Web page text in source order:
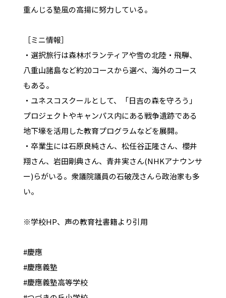
重んじる塾風の高揚に努力している。
［ミニ情報］
・選択旅行は森林ボランティアや雪の北陸・飛騨、
八重山諸島など約20コースから選べ、海外のコース
もある。
・ユネスコスクールとして、「日吉の森を守ろう」
プロジェクトやキャンパス内にある戦争遺跡である
地下壕を活用した教育プログラムなどを展開。
・卒業生には石原良純さん、松任谷正隆さん、櫻井
翔さん、岩田剛典さん、青井実さん(NHKアナウンサ
ー)らがいる。衆議院議員の石破茂さんら政治家も多
い。
※学校HP、声の教育社書籍より引用
#慶應
#慶應義塾
#慶應義塾高等学校